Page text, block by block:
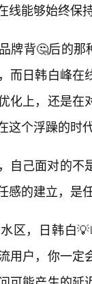
线能够始终保
牌背🤔后的那
而日韩白峰
化上，还是
这个浮躁的时
自己面对的
感的建立，是
区，日韩白
用户，你一